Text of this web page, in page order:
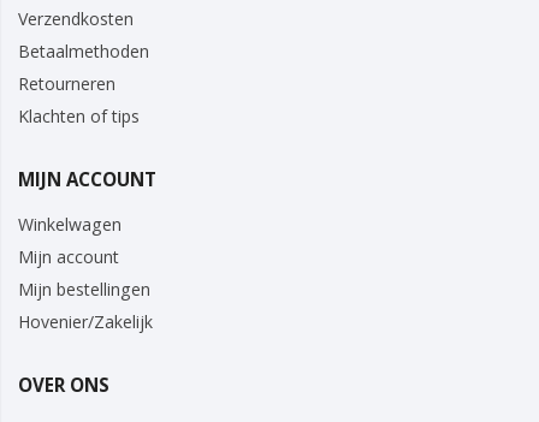
Verzendkosten
Betaalmethoden
Retourneren
Klachten of tips
MIJN ACCOUNT
Winkelwagen
Mijn account
Mijn bestellingen
Hovenier/Zakelijk
OVER ONS